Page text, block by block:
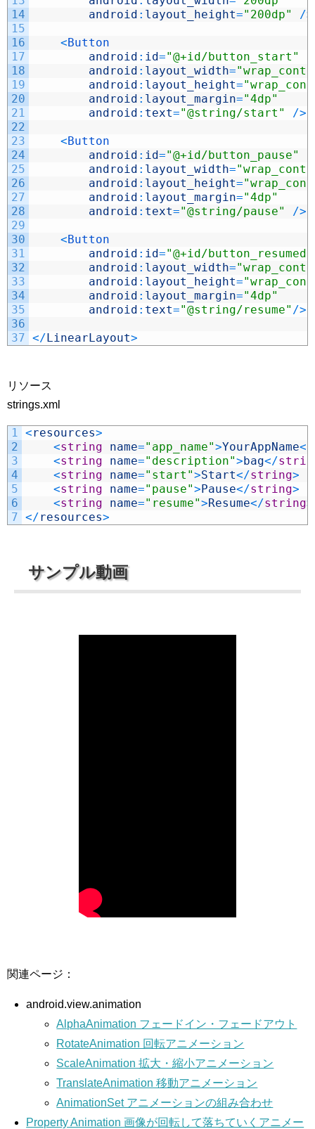
14
15
16
17
18
19
20
21
22
23
24
25
26
27
28
29
30
31
32
33
34
35
36
37
android : layout_height="200dp" />
<Button
android : id="@+id/button_start"
android : layout_width=
android : layout_height=
android : layout_margin="4dp"
android : text="@string/start" />
<Button
android : id="@+id/button_pause"
android : layout_width=
android : layout_height=
android : layout_margin="4dp"
android : text="@string/pause" />
<Button
android : id="@+id/button_resumed"
android : layout_width=
android : layout_height=
android : layout_margin="4dp"
android : text="@string/resume" />
</LinearLayout>
リソース
strings.xml
1
2
3
4
5
6
7
<resources>
<string name="app_name">YourAppName<
<string name="description">bag</
<string name="start">Start</string>
<string name="pause">Pause</string>
<string name="resume">Resume</string>
</resources>
サンプル動画
関連ページ：
android.view.animation
AlphaAnimation フェードイン・フェードアウト
RotateAnimation 回転アニメーション
ScaleAnimation 拡大・縮小アニメーション
TranslateAnimation 移動アニメーション
AnimationSet アニメーションの組み合わせ
Property Animation 画像が回転して落ちていくアニメー